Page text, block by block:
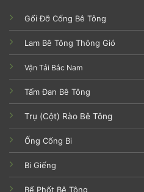
Gối Đỡ Cống Bê Tông
Lam Bê Tông Thông Gió
Vận Tải Bắc Nam
Tấm Đan Bê Tông
Trụ (Cột) Rào Bê Tông
Ống Cống Bi
Bi Giếng
Bể Phốt Bê Tông